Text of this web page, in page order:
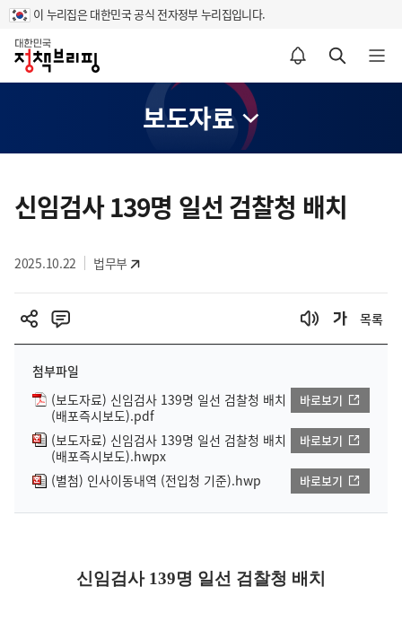
이 누리집은 대한민국 공식 전자정부 누리집입니다.
홈
알림설정 바로가기 검색 바로가기 메뉴 열기
보도자료
츠
역
신임검사 139명 일선 검찰청 배치
2025.10.22 법무부
목록
첨부파일
(보도자료) 신임검사 139명 일선 검찰청 배치
(배포즉시보도).pdf
바로보기
(보도자료) 신임검사 139명 일선 검찰청 배치
(배포즉시보도).hwpx
바로보기
(별첨) 인사이동내역 (전입청 기준).hwp 바로보기
신임검사 139명 일선 검찰청 배치